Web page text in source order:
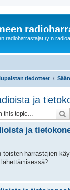
radioharrastajat ry:n
tiedotteet
ja
ja
toisten harrastajien